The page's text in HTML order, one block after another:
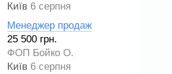
Київ 6 серпня
Менеджер продаж
25 500 грн.
ФОП Бойко О.
Київ 6 серпня